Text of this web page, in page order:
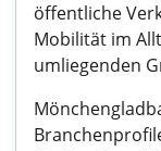
öffentliche
Mobilität im
umliegenden